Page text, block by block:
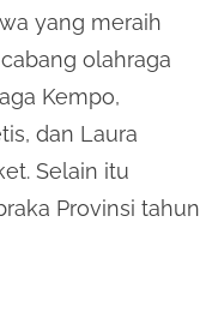
yang meraih
olahraga
Kempo,
dan Laura
Selain itu
Provinsi tahun